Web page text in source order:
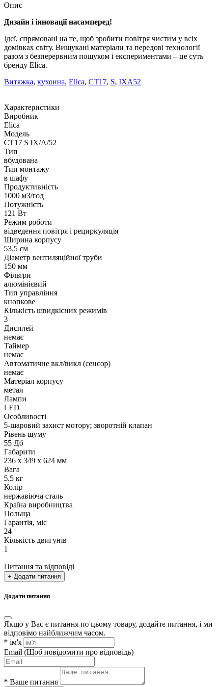
Опис
Дизайн і інновації насамперед!
Ідеї, спрямовані на те, щоб зробити повітря чистим у всіх
домівках світу. Вишукані матеріали та передові технології
разом з безперервним пошуком і експериментами – це суть
бренду Elica.
Витяжка, кухонна, Elica, CT17, S, IXA52
Характеристики
Виробник
Elica
Модель
CT17 S IX/A/52
Тип
вбудована
Тип монтажу
в шафу
Продуктивність
1000 м3/год
Потужність
121 Вт
Режим роботи
відведення повітря і рециркуляція
Ширина корпусу
53.5 см
Діаметр вентиляційної труби
150 мм
Фільтри
алюмінієвий
Тип управління
кнопкове
Кількість швидкісних режимів
3
Дисплей
немає
Таймер
немає
Автоматичне вкл/викл (сенсор)
немає
Матеріал корпусу
метал
Лампи
LED
Особливості
5-шаровий захист мотору; зворотній клапан
Рівень шуму
55 Дб
Габарити
236 х 349 х 624 мм
Вага
5.5 кг
Колір
нержавіюча сталь
Країна виробництва
Польща
Гарантія, міс
24
Кількість двигунів
1
Питання та відповіді
+ Додати питання
Додати питання
Якщо у Вас є питання по цьому товару, додайте питання, і ми
відповімо найближчим часом.
* ім'я
Email (Щоб повідомити про відповідь)
* Ваше питання